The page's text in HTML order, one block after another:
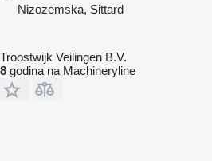
Nizozemska, Sittard
Troostwijk Veilingen B.V.
8 godina na Machineryline